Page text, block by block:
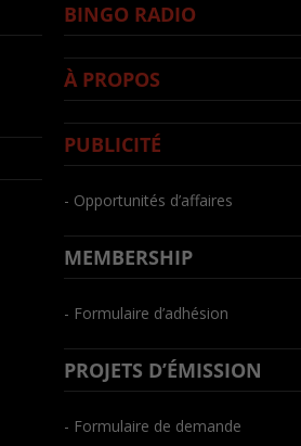
BINGO RADIO
À PROPOS
PUBLICITÉ
- Opportunités d’affaires
MEMBERSHIP
- Formulaire d’adhésion
PROJETS D’ÉMISSION
- Formulaire de demande